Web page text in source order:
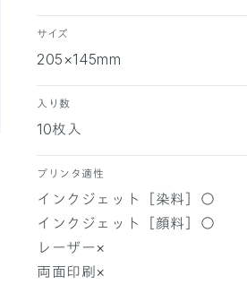
紙
サ
ル
ス
ノ
ー
ホ
ワ
イ
ト
ノ
ホ
ワ
サイズ
205×145mm
入り数
10枚入
プリンタ適性
インクジェット［染料］○
インクジェット［顔料］○
レーザー×
両面印刷×